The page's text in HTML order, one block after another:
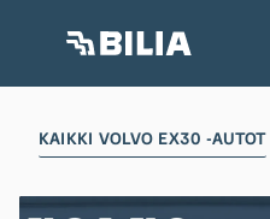
KAIKKI VOLVO EX30 -AUTOT